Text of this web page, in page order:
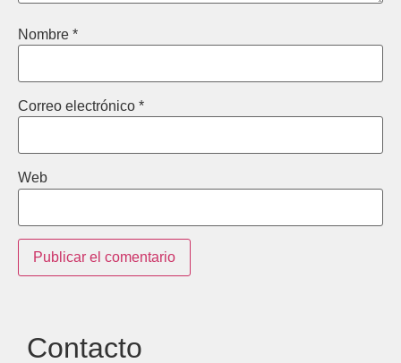
Nombre *
Correo electrónico *
Web
Contacto